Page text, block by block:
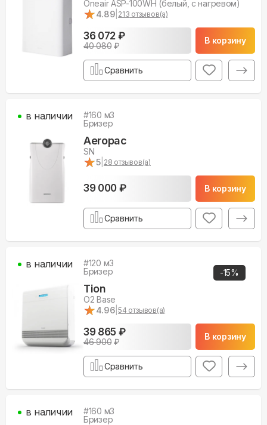
Oneair ASP-100WH (белый, с нагревом)
★
★4.89 213 отзывов(а)
36 072 ₽
40 080₽
В корзину
Сравнить
#160 м3
Бризер
Aeropac
SN
★
★5 28 отзывов(а)
39 000 ₽ В корзину
в наличии
Сравнить
-15%
#120 м3
Бризер
Tion
O2 Base
★
★4.96 |54 отзывов(а)
39 865 ₽
46 900₽
В корзину
в наличии
Сравнить
#160 м3
Бризер
в наличии